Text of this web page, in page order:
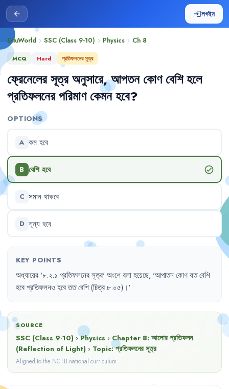
arrow_back loginলগইন
EduWorld chevron_right SSC (Class 9-10) chevron_right Physics chevron_right Ch 8
MCQ Hard প্রতিফলনের সূত্র
ফ্রেনেলের সূত্র অনুসারে, আপতন কোণ বেশি হলে
প্রতিফলনের পরিমাণ কেমন হবে?
OPTIONS
A কম হবে
B বেশি হবে check_circle
C সমান থাকবে
D শূন্য হবে
KEY POINTS
অধ্যায়ের '৮.২.১ প্রতিফলনেরসূত্র' অংশেবলাহয়েছে, 'আপাতনকোণযতবেশি
হবেপ্রতিফলনওহবেততবেশি(চিত্র৮.০৫) ।'
SOURCE
SSC (Class 9-10) ›Physics › Chapter 8: আলোর প্রতিফলন
(Reflection of Light) › Topic:প্রতিফলনের সূত্র
Aligned to the NCTB national curriculum.